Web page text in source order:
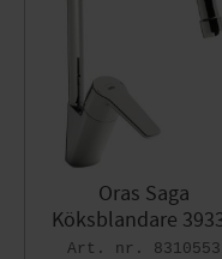
Oras Saga
Köksblandare
8310553